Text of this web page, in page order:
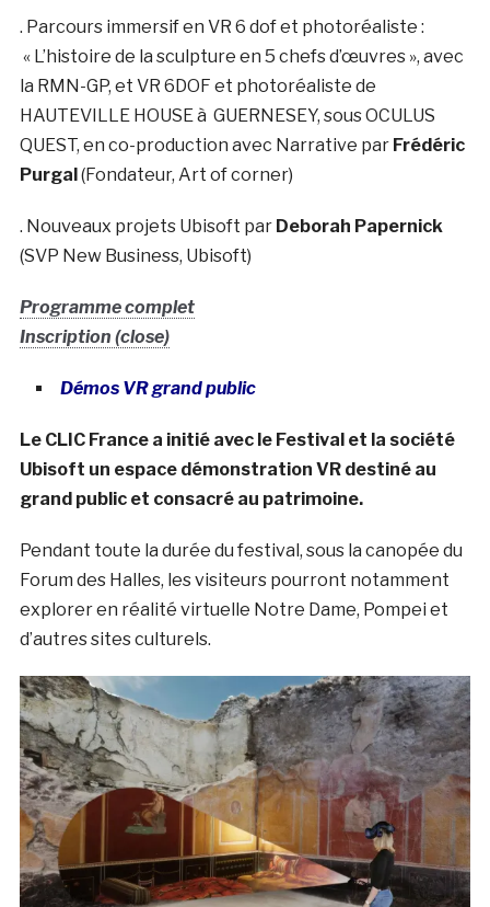
. Parcours immersif en VR 6 dof et photoréaliste :
« L’histoire de la sculpture en 5 chefs d’œuvres », avec
la RMN-GP, et VR 6DOF et photoréaliste de
HAUTEVILLE HOUSE à GUERNESEY, sous OCULUS
QUEST, en co-production avec Narrative par Frédéric
Purgal(Fondateur, Art of corner)
. Nouveaux projets Ubisoft par Deborah Papernick
(SVP New Business, Ubisoft)
Programme complet
Inscription (close)
Démos VR grand public
Le CLIC France a initié avec le Festival et la société
Ubisoft un espace démonstration VR destiné au
grand public et consacré au patrimoine.
Pendant toute la durée du festival, sous la canopée du
Forum des Halles, les visiteurs pourront notamment
explorer en réalité virtuelle Notre Dame, Pompei et
d’autres sites culturels.